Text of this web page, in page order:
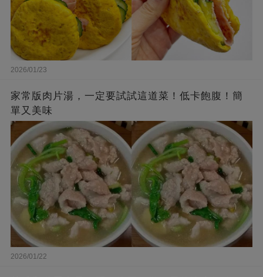
2026/01/23
家常版肉片湯，一定要試試這道菜！低卡飽腹！簡
單又美味
2026/01/22